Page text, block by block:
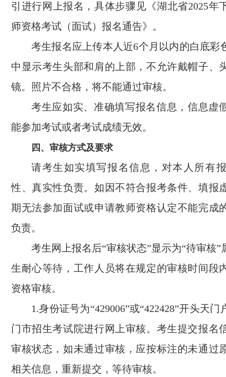
引进行网上报名，具体步骤见《湖北省2025年
师资格考试（面试）报名通告》。
考生报名应上传本人近6个月以内的白底彩
中显示考生头部和肩的上部，不允许戴帽子、
镜。照片不合格，将不能通过审核。
考生应如实、准确填写报名信息，信息虚
能参加考试或者考试成绩无效。
四、审核方式及要求
请考生如实填写报名信息，对本人所有
性、真实性负责。如因不符合报考条件、填报
期无法参加面试或申请教师资格认定不能完成
负责。
考生网上报名后“审核状态”显示为“待审核”
生耐心等待，工作人员将在规定的审核时间段
资格审核。
1.身份证号为“429006”或“422428”开头天
门市招生考试院进行网上审核。考生提交报名
审核状态，如未通过审核，应按标注的未通过
相关信息，重新提交，等待审核。